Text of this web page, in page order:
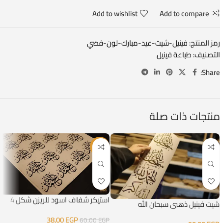
Add to compare
Add to wishlist
رمز المنتج:فينيل-شيت-عيد-مبارك-لون-فضي
التصنيف:طباعة فينيل
Share:
منتجات ذات صلة
شيت فينيل ذهبي سبحان الله
-37%
استيكر شفاف اسود للريزن شكل 4
60,00EGP
38,00EGP